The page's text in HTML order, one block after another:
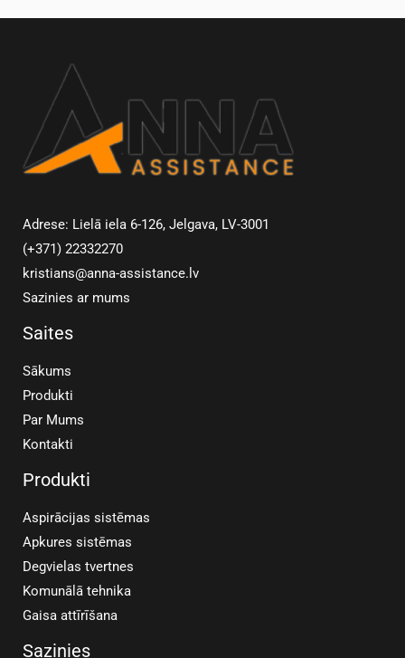
Adrese: Lielā iela 6-126, Jelgava, LV-3001
(+371) 22332270
kristians@anna-assistance.lv
Sazinies ar mums
Saites
Sākums
Produkti
Par Mums
Kontakti
Produkti
Aspirācijas sistēmas
Apkures sistēmas
Degvielas tvertnes
Komunālā tehnika
Gaisa attīrīšana
Sazinies